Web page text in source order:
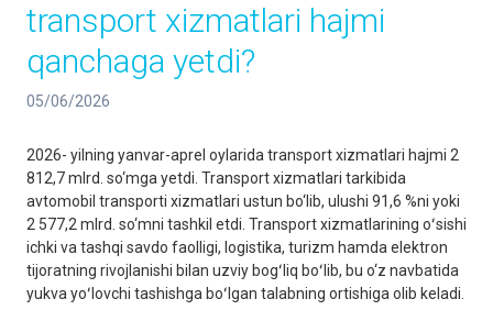
transport xizmatlari hajmi
qanchaga yetdi?
05/06/2026
2026- yilning yanvar-aprel oylarida transport xizmatlari hajmi 2
812,7 mlrd. so‘mga yetdi. Transport xizmatlari tarkibida
avtomobil transporti xizmatlari ustun bo‘lib, ulushi 91,6 %ni yoki
2 577,2 mlrd. so‘mni tashkil etdi. Transport xizmatlarining oʻsishi
ichki va tashqi savdo faolligi, logistika, turizm hamda elektron
tijoratning rivojlanishi bilan uzviy bogʻliq boʻlib, bu o‘z navbatida
yukva yoʻlovchi tashishga boʻlgan talabning ortishiga olib keladi.